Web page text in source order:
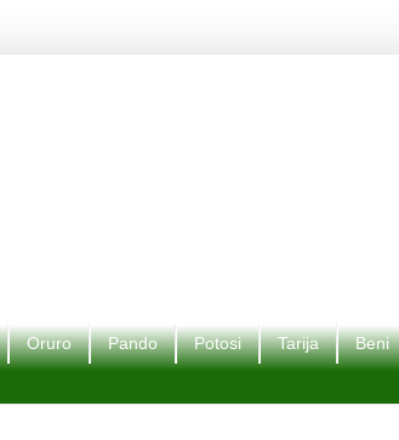
Oruro Pando Potosi Tarija Beni